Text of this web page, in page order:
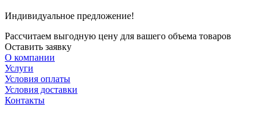
Индивидуальное предложение!
Рассчитаем выгодную цену для вашего объема товаров
Оставить заявку
О компании
Услуги
Условия оплаты
Условия доставки
Контакты